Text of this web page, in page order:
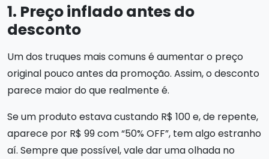
1. Preço inflado antes do
desconto
Um dos truques mais comuns é aumentar o preço
original pouco antes da promoção. Assim, o desconto
parece maior do que realmente é.
Se um produto estava custando R$ 100 e, de repente,
aparece por R$ 99 com “50% OFF”, tem algo estranho
aí. Sempre que possível, vale dar uma olhada no